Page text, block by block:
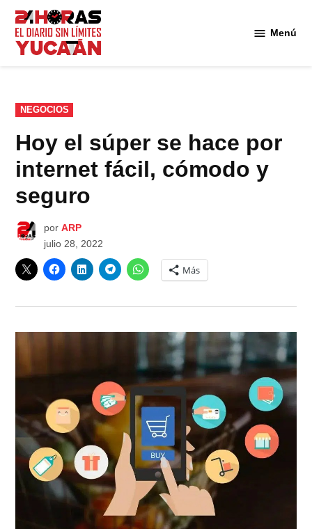
Saltar
contenido
Menú
PUBLICADO
EN
NEGOCIOS
Hoy el súper se hace por
internet fácil, cómodo y
seguro
por ARP
julio 28, 2022
Más